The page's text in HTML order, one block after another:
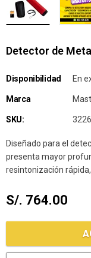
Detector de
Disponibilidad En
Marca
SKU:
Diseñado para el
presenta mayor
resintonización
S/. 764.00